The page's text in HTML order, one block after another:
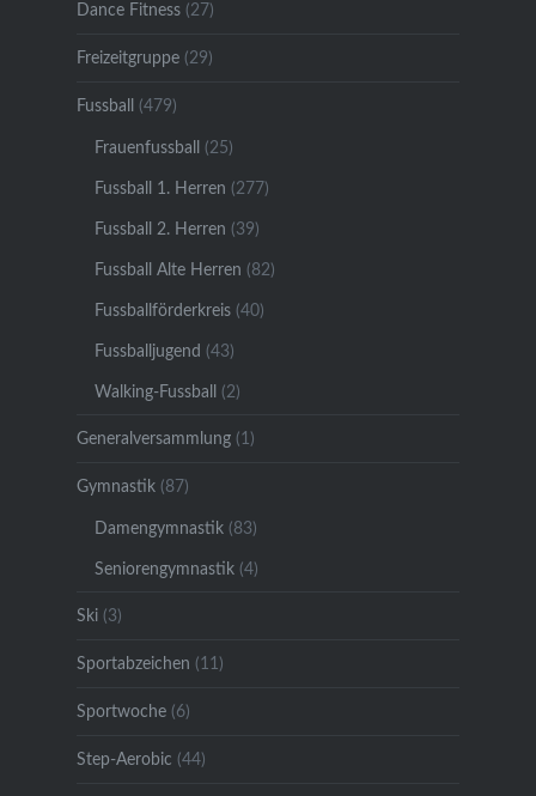
Dance Fitness(27)
Freizeitgruppe(29)
Fussball (479)
Frauenfussball (25)
Fussball 1. Herren (277)
Fussball 2. Herren (39)
Fussball Alte Herren (82)
Fussballförderkreis(40)
Fussballjugend (43)
Walking-Fussball (2)
Generalversammlung(1)
Gymnastik(87)
Damengymnastik(83)
Seniorengymnastik(4)
Ski(3)
Sportabzeichen (11)
Sportwoche(6)
Step-Aerobic (44)